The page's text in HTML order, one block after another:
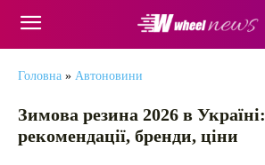
Головна » Автоновини
Зимова резина 2026 в Україні:
рекомендації, бренди, ціни